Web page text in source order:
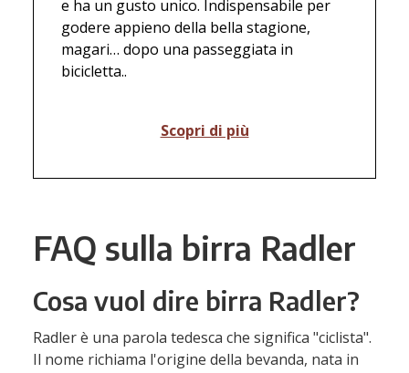
e ha un gusto unico. Indispensabile per
godere appieno della bella stagione,
magari… dopo una passeggiata in
bicicletta..
Scopri di più
FAQ sulla birra Radler
Cosa vuol dire birra Radler?
Radler è una parola tedesca che significa "ciclista".
Il nome richiama l'origine della bevanda, nata in